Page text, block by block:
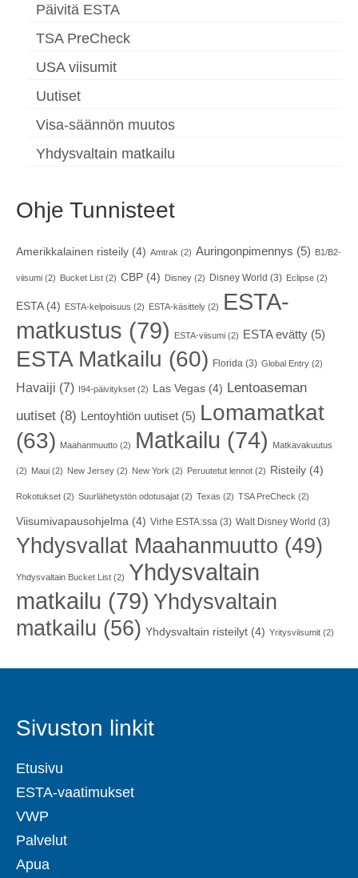
Päivitä ESTA
TSA PreCheck
USA viisumit
Uutiset
Visa-säännön muutos
Yhdysvaltain matkailu
Ohje Tunnisteet
Amerikkalainen risteily (4) Amtrak (2) Auringonpimennys (5) B1/B2-
viisumi (2) Bucket List (2) CBP (4) Disney (2) Disney World (3) Eclipse (2)
ESTA(4) ESTA-kelpoisuus (2) ESTA-käsittely (2)
ESTA-
matkustus (79) ESTA-viisumi (2) ESTA evätty (5)
ESTA Matkailu (60) Florida (3) Global Entry (2)
Havaiji (7) I94-päivitykset (2) Las Vegas (4) Lentoaseman
uutiset (8) Lentoyhtiön uutiset (5) Lomamatkat
(63) Maahanmuutto (2) Matkailu (74) Matkavakuutus
(2) Maui (2) New Jersey (2) New York (2) Peruutetut lennot (2) Risteily (4)
Rokotukset (2) Suurlähetystön odotusajat (2) Texas (2) TSA PreCheck (2)
Viisumivapausohjelma (4) Virhe ESTA:ssa (3) Walt Disney World (3)
Yhdysvallat Maahanmuutto (49)
Yhdysvaltain Bucket List (2) Yhdysvaltain
matkailu (79) Yhdysvaltain
matkailu (56) Yhdysvaltain risteilyt (4) Yritysviisumit (2)
Sivuston linkit
Etusivu
ESTA-vaatimukset
VWP
Palvelut
Apua